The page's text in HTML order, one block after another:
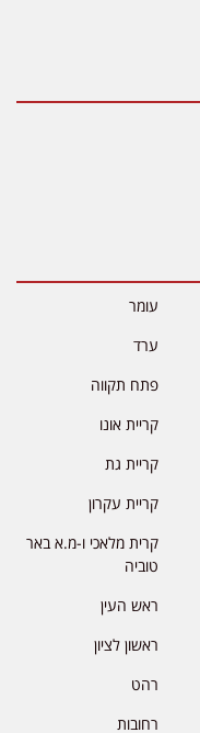
עומר
ערד
פתח תקווה
קריית אונו
קריית גת
קריית עקרון
קרית מלאכי ו-מ.א באר
טוביה
ראש העין
ראשון לציון
רהט
רחובות